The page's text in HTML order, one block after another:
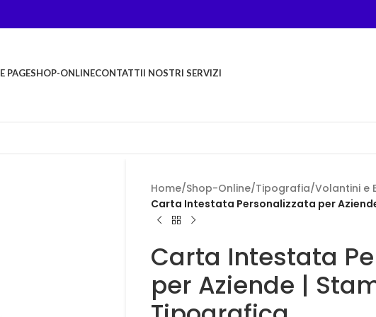
PAGESHOP-ONLINECONTATTII NOSTRI SERVIZI
Home/Shop-Online/Tipografia/Volantini e
Carta Intestata Personalizzata per
Carta Intestata
per Aziende |